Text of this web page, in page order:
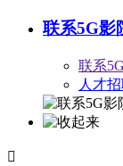
联系5G影
联系
人才
